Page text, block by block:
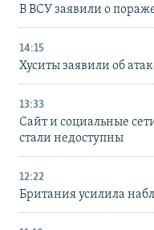
В ВСУ заявили о
14:15
Хуситы заявили об
13:33
Сайт и социальные
стали недоступны
12:22
Британия усилила